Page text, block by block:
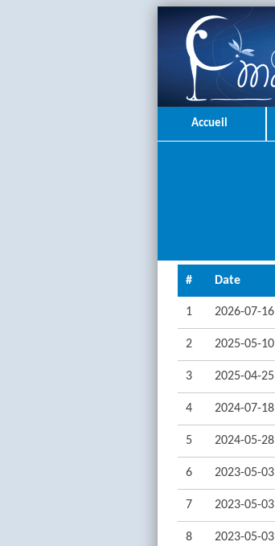
Accueil
# Date
1 2026-07-16
2 2025-05-10
3 2025-04-25
4 2024-07-18
5 2024-05-28
6 2023-05-03
7 2023-05-03
8 2023-05-03